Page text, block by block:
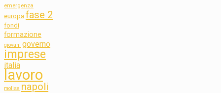
emergenza
europa fase 2
fondi
formazione
giovani governo
imprese
italia
lavoro
molise napoli